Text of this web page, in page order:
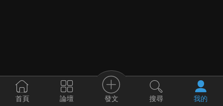
首頁 論壇 發文 搜尋 我的